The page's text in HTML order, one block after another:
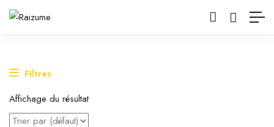
Filtres
Affichage du résultat